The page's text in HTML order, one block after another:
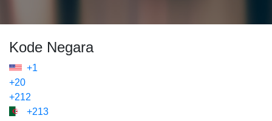
Kode Negara
+1
+20
+212
+213